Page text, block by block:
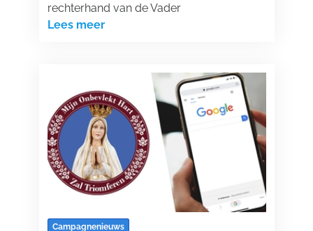
rechterhand van de Vader
Lees meer
Campagnenieuws